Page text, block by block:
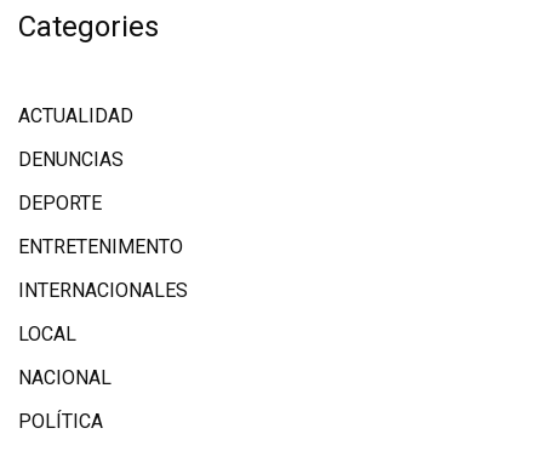
Categories
ACTUALIDAD
DENUNCIAS
DEPORTE
ENTRETENIMENTO
INTERNACIONALES
LOCAL
NACIONAL
POLÍTICA